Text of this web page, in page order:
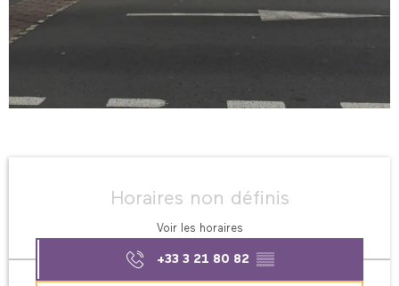
Horaires non définis
Voir les horaires
+33 3 21 80 82 ▒▒